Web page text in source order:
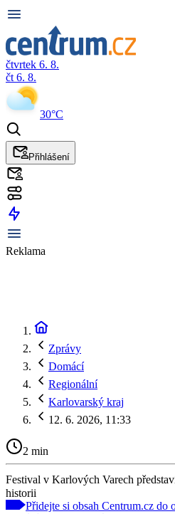
čtvrtek 6. 8.
čt 6. 8.
30°C
Přihlášení
Reklama
Zprávy
Domácí
Regionální
Karlovarský kraj
12. 6. 2026, 11:33
2 min
Festival v Karlových Varech
historii
Přidejte si obsah Centrum.cz